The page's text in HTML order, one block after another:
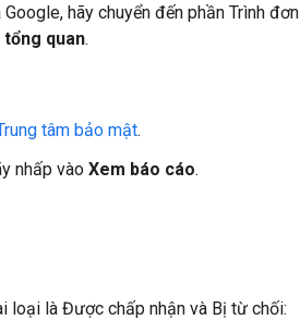
hãy chuyển đến phần Trình đơn
quan.
tâm bảo mật.
nhấp vào Xem báo cáo.
loại là Được chấp nhận và Bị từ chối: